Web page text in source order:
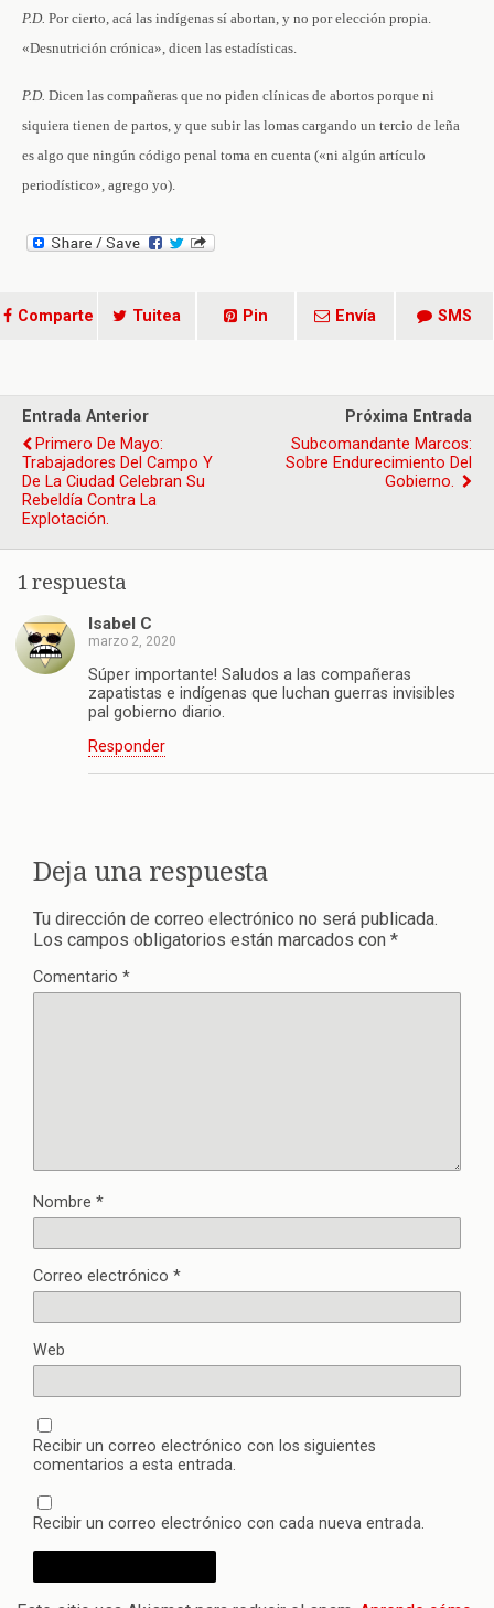
P.D. Por cierto, acá las indígenas sí abortan, y no por elección propia.
«Desnutrición crónica», dicen las estadísticas.
P.D. Dicen las compañeras que no piden clínicas de abortos porque ni
siquiera tienen de partos, y que subir las lomas cargando un tercio de leña
es algo que ningún código penal toma en cuenta («ni algún artículo
periodístico», agrego yo).
Comparte Tuitea Pin Envía SMS
Entrada Anterior
Primero De Mayo:
Trabajadores Del Campo Y
De La Ciudad Celebran Su
Rebeldía Contra La
Explotación.
Próxima Entrada
Subcomandante Marcos:
Sobre Endurecimiento Del
Gobierno.
1 respuesta
Isabel C
marzo 2, 2020
Súper importante! Saludos a las compañeras
zapatistas e indígenas que luchan guerras invisibles
pal gobierno diario.
Responder
Deja una respuesta
Tu dirección de correo electrónico no será publicada.
Los campos obligatorios están marcados con *
Comentario *
Nombre *
Correo electrónico *
Web
Recibir un correo electrónico con los siguientes
comentarios a esta entrada.
Recibir un correo electrónico con cada nueva entrada.